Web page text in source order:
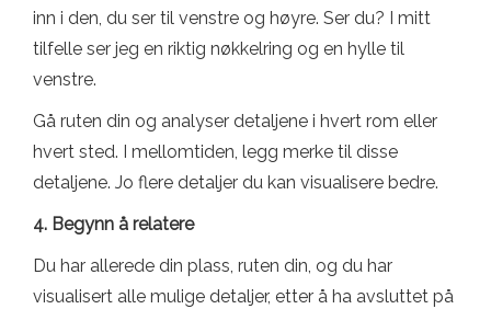
inn i den, du ser til venstre og høyre. Ser du? I mitt
tilfelle ser jeg en riktig nøkkelring og en hylle til
venstre.
Gå ruten din og analyser detaljene i hvert rom eller
hvert sted. I mellomtiden, legg merke til disse
detaljene. Jo flere detaljer du kan visualisere bedre.
4. Begynn å relatere
Du har allerede din plass, ruten din, og du har
visualisert alle mulige detaljer, etter å ha avsluttet på